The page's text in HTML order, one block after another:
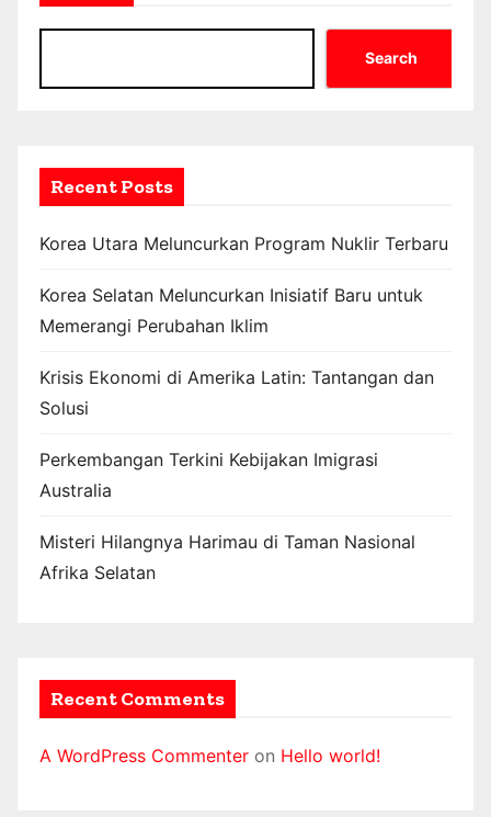
Search
Recent Posts
Korea Utara Meluncurkan Program Nuklir Terbaru
Korea Selatan Meluncurkan Inisiatif Baru untuk
Memerangi Perubahan Iklim
Krisis Ekonomi di Amerika Latin: Tantangan dan
Solusi
Perkembangan Terkini Kebijakan Imigrasi
Australia
Misteri Hilangnya Harimau di Taman Nasional
Afrika Selatan
Recent Comments
A WordPress Commenter on Hello world!